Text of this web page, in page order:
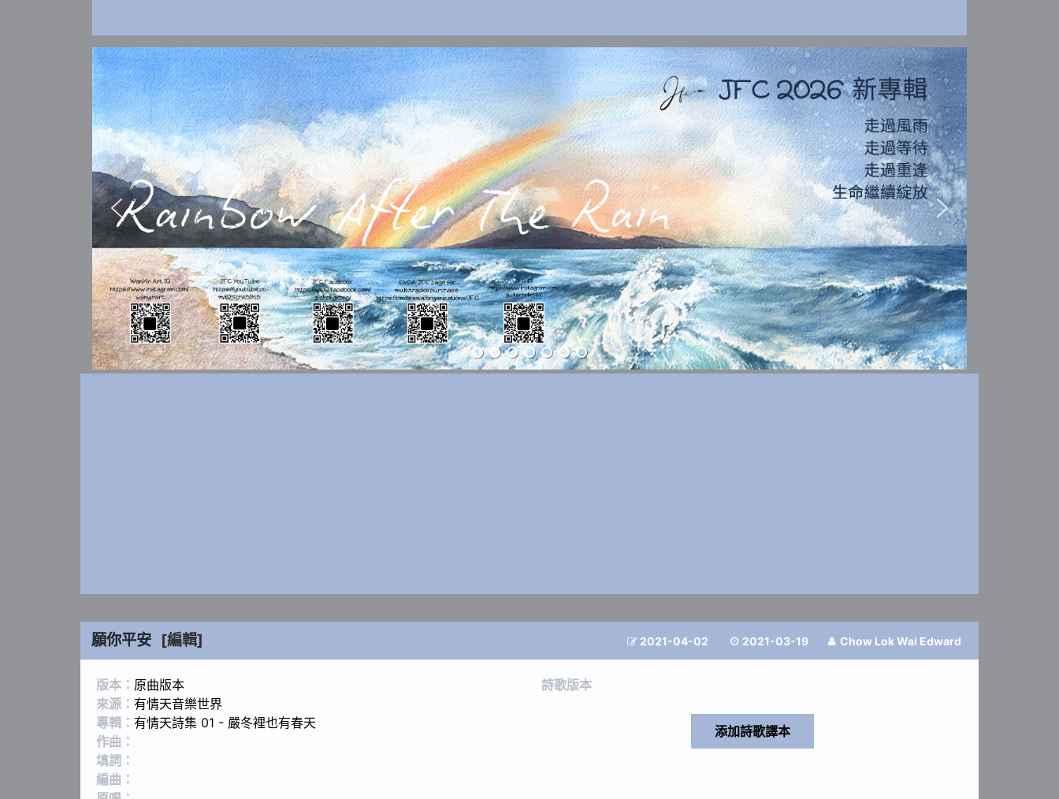
願你平安 [編輯]  2021-04-02  2021-03-19  Chow Lok Wai Edward
版本： 原曲版本
來源： 有情天音樂世界
專輯： 有情天詩集 01 - 嚴冬裡也有春天
作曲：
填詞：
編曲：
詩歌版本